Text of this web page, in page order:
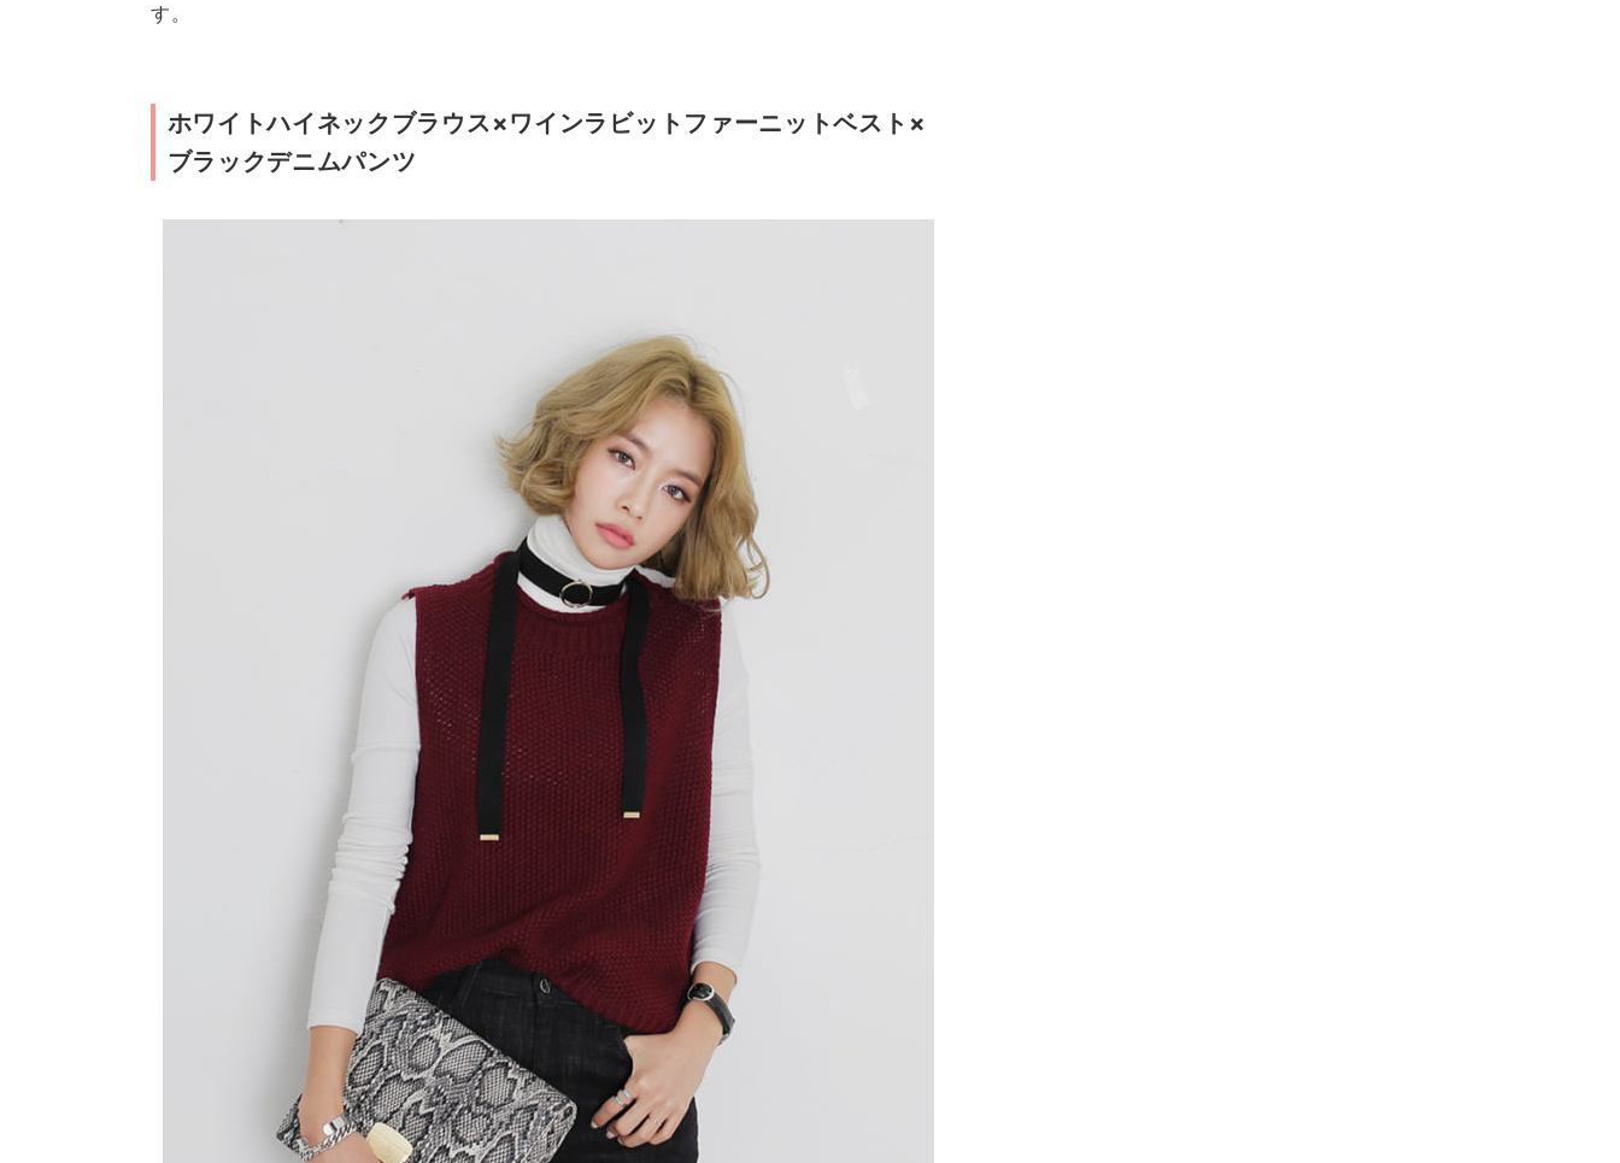
す。
ホワイトハイネックブラウス×ワインラビットファーニットベスト×
ブラックデニムパンツ